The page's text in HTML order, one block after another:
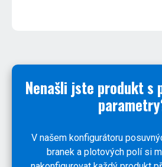
Nenašli jste produkt s
V našem konfigurátoru
branek a plotových polí si